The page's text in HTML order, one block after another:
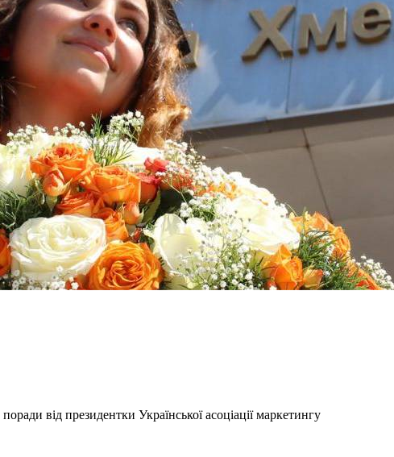
від президентки Української асоціації маркетингу